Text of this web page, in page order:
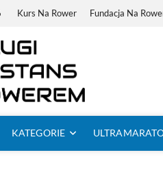
Kurs Na Rower Fundacja Na
KATEGORIE